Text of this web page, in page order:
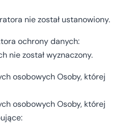
nie został ustanowiony.
ochrony danych:
nie został wyznaczony.
osobowych Osoby, której
osobowych Osoby, której